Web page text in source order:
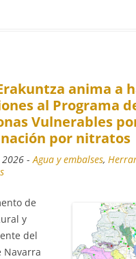
anima a
al Programa
Vulnerables
por nitratos
-Agua y embalses,
de
y
del
Navarra